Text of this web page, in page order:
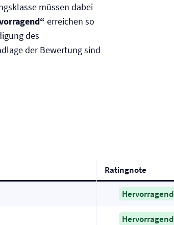
müssen dabei
erreichen so
des
der Bewertung sind
Ratingnote
Hervorragend
Hervorragend